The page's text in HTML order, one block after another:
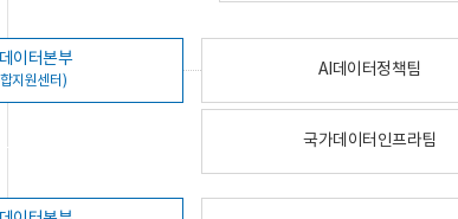
이터본부
지원센터)
AI데이터정책팀
국가데이터인프라팀